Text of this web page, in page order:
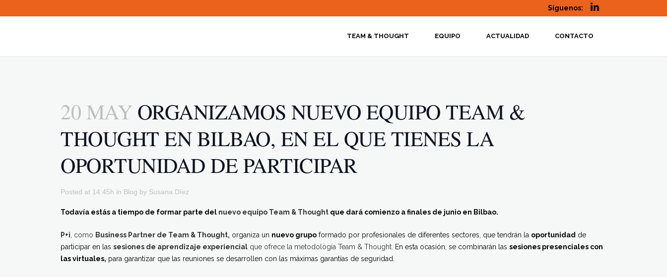
Síguenos:
TEAM & THOUGHT EQUIPO ACTUALIDAD CONTACTO
20 MAYORGANIZAMOS NUEVO EQUIPO TEAM &
THOUGHT EN BILBAO, EN EL QUE TIENES LA
OPORTUNIDAD DE PARTICIPAR
Posted at 14:45h in Blog by Susana Díez
Todavía estás a tiempo de formar parte del nuevo equipo Team & Thought que dará comienzo a finales de junio en Bilbao.
P+i , como Business Partner de Team & Thought, organiza un nuevo grupo formado por profesionales de diferentes sectores, que tendrán la oportunidad de
participar en las sesiones de aprendizaje experiencial que ofrece la metodología Team & Thought. En esta ocasión, se combinarán las sesiones presenciales con
las virtuales, para garantizar que las reuniones se desarrollen con las máximas garantías de seguridad.